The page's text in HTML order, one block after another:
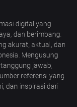
digital yang
dan berimbang.
akurat, aktual, dan
Mengusung
jawab,
referensi yang
dan inspirasi dari